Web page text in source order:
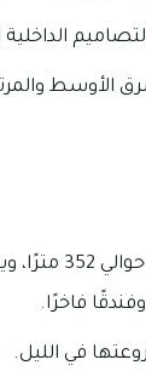
في الشرق الأوسط
برج الشعلة هو برج يقع
فاخرًا.
في الليل.